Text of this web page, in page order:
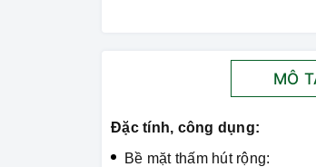
MÔ
Đặc tính, công dụng:
Bề mặt thấm hút rộng: